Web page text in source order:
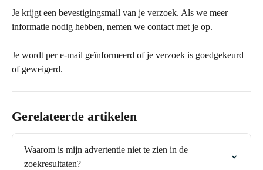
Je krijgt een bevestigingsmail van je verzoek. Als we meer
informatie nodig hebben, nemen we contact met je op.
Je wordt per e-mail geïnformeerd of je verzoek is goedgekeurd
of geweigerd.
Gerelateerde artikelen
Waarom is mijn advertentie niet te zien in de
zoekresultaten?